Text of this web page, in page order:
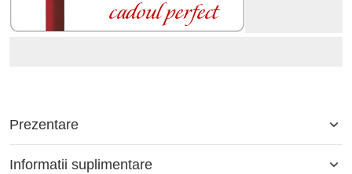
Prezentare
Informatii suplimentare